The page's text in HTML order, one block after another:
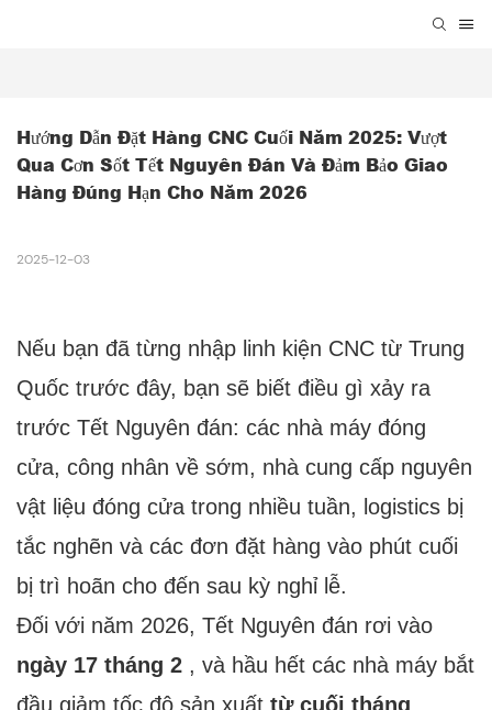
Hướng Dẫn Đặt Hàng CNC Cuối Năm 2025: Vượt
Qua Cơn Sốt Tết Nguyên Đán Và Đảm Bảo Giao
Hàng Đúng Hạn Cho Năm 2026
2025-12-03
Nếu bạn đã từng nhập linh kiện CNC từ Trung
Quốc trước đây, bạn sẽ biết điều gì xảy ra
trước Tết Nguyên đán: các nhà máy đóng
cửa, công nhân về sớm, nhà cung cấp nguyên
vật liệu đóng cửa trong nhiều tuần, logistics bị
tắc nghẽn và các đơn đặt hàng vào phút cuối
bị trì hoãn cho đến sau kỳ nghỉ lễ.
Đối với năm 2026, Tết Nguyên đán rơi vào
ngày 17 tháng 2 , và hầu hết các nhà máy bắt
đầu giảm tốc độ sản xuất từ ​​cuối tháng